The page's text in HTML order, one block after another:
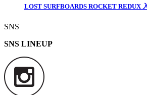
LOST SURFBOARDS ROCKET REDUX
SNS
SNS LINEUP